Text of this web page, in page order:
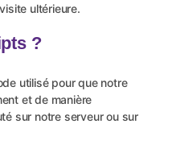
ultérieure.
?
utilisé pour que notre
et de manière
sur notre serveur ou sur